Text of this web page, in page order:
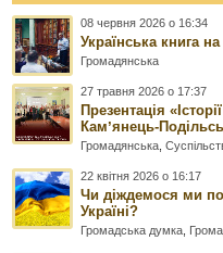
08 червня 2026 о 16:34
Українська книга
Громадянська
27 травня 2026 о 17:37
Презентація
Камʼянець-
Громадянська ,
22 квітня 2026 о 16:17
Чи діждемося ми
Україні?
Громадська думка